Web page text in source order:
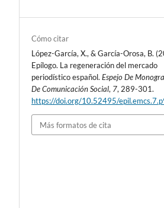
Cómo citar
López-García, X., & García-Orosa, B.
Epílogo. La regeneración del mercado
periodístico español.Espejo De
De Comunicación Social, 7, 289-301.
https://doi.org/10.52495/
Más formatos de cita